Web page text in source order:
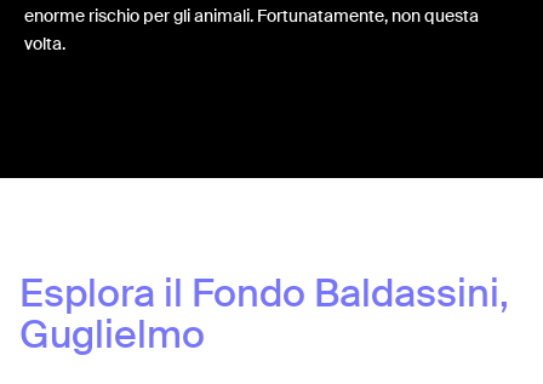
enorme rischio per gli animali. Fortunatamente, non questa
volta.
Esplora il Fondo Baldassini,
Guglielmo